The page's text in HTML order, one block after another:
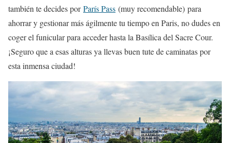
también te decides porParís Pass (muy recomendable) para
ahorrar y gestionar más ágilmente tu tiempo en Paris, no dudes en
coger el funicular para acceder hasta la Basílica del Sacre Cour.
¡Seguro que a esas alturas ya llevas buen tute de caminatas por
esta inmensa ciudad!